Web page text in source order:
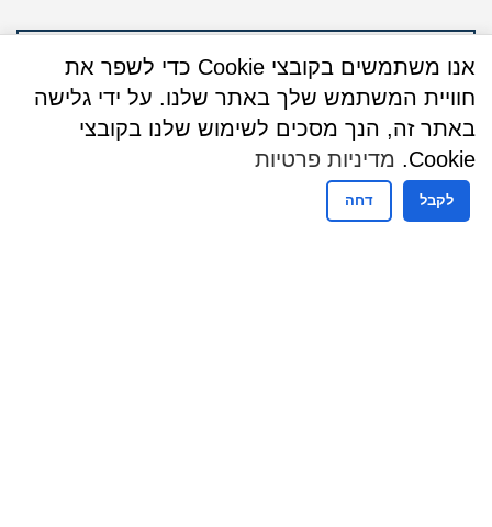
אנו משתמשים בקובצי Cookie כדי לשפר את
חוויית המשתמש שלך באתר שלנו. על ידי גלישה
באתר זה, הנך מסכים לשימוש שלנו בקובצי
Cookie.
מדיניות פרטיות
לקבל דחה